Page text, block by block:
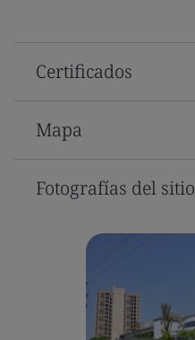
Certificados
Mapa
Fotografías del sitio